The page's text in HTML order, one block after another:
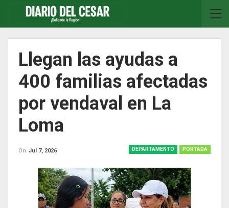
Llegan las ayudas a
400 familias afectadas
por vendaval en La
Loma
DEPARTAMENTO PORTADA
On Jul 7, 2026